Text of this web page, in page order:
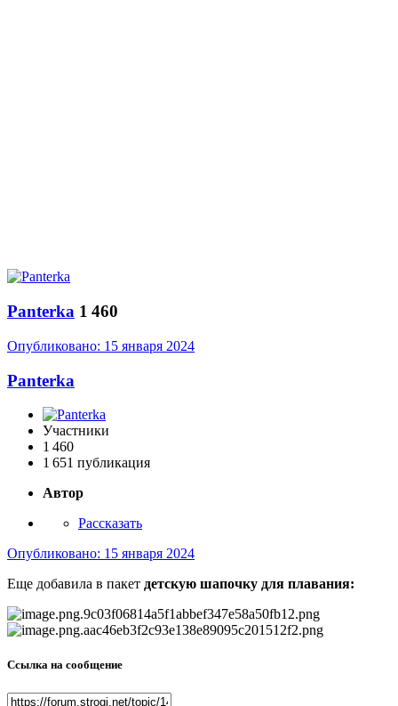
Panterka 1 460
Опубликовано: 15 января 2024
Panterka
Участники
1 460
1 651 публикация
Автор
Рассказать
Опубликовано: 15 января 2024
Еще добавила в пакет детскую шапочку для плавания:
Ссылка на сообщение